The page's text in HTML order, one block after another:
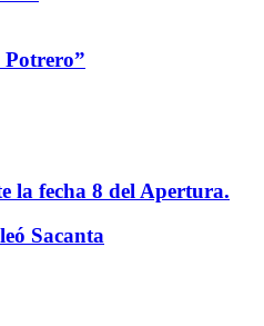
Potrero”
la fecha 8 del Apertura.
Sacanta